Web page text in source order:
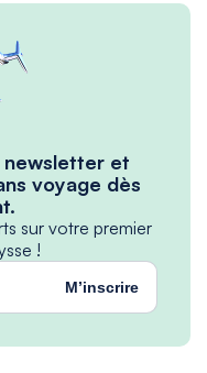
newsletter et
voyage dès
sur votre premier
!
M’inscrire